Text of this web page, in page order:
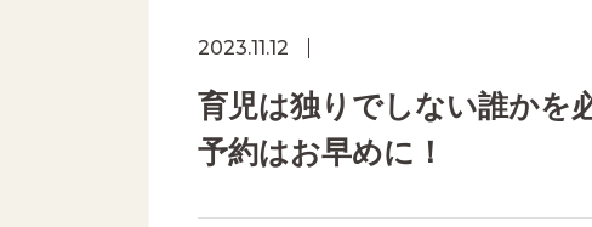
2023.11.12
育児は独りでしない誰か
予約はお早めに！